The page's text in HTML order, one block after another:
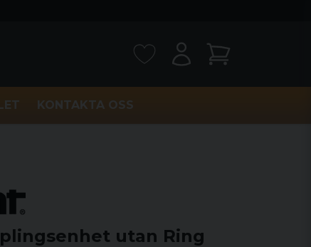
KONTAKTA OSS
utan Ring